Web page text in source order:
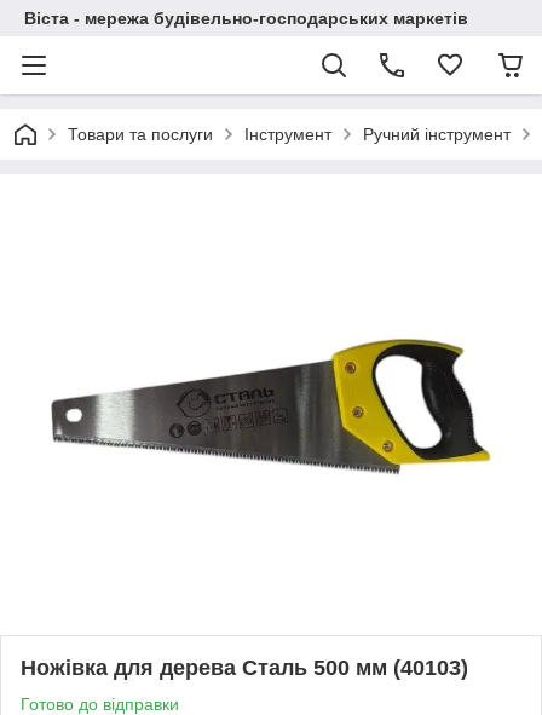
Віста - мережа будівельно-господарських маркетів
Товари та послуги Інструмент Ручний інструмент
Ножівка для дерева Сталь 500 мм (40103)
Готово до відправки